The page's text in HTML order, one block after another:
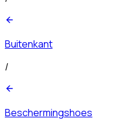
Buitenkant
/
Beschermingshoes